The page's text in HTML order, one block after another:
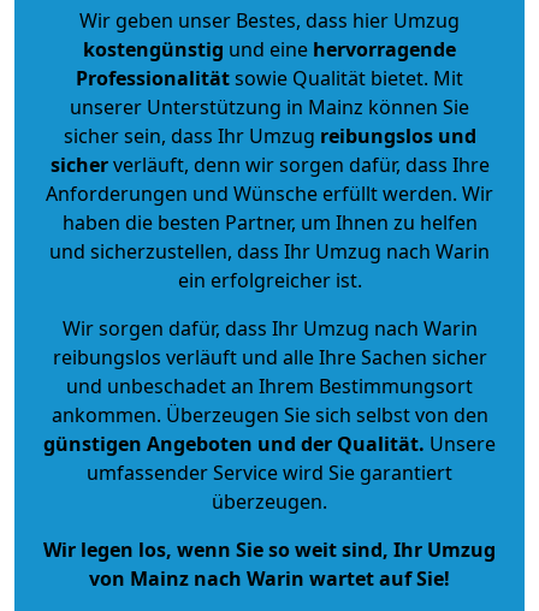
Wir geben unser Bestes, dass hier Umzug
kostengünstig und eine hervorragende
Professionalitätsowie Qualität bietet. Mit
unserer Unterstützung in Mainz können Sie
sicher sein, dass Ihr Umzug reibungslos und
sicherverläuft, denn wir sorgen dafür, dass Ihre
Anforderungen und Wünsche erfüllt werden. Wir
haben die besten Partner, um Ihnen zu helfen
und sicherzustellen, dass Ihr Umzug nach Warin
ein erfolgreicher ist.
Wir sorgen dafür, dass Ihr Umzug nach Warin
reibungslos verläuft und alle Ihre Sachen sicher
und unbeschadet an Ihrem Bestimmungsort
ankommen. Überzeugen Sie sich selbst von den
günstigen Angeboten und der Qualität. Unsere
umfassender Service wird Sie garantiert
überzeugen.
Wir legen los, wenn Sie so weit sind, Ihr Umzug
von Mainz nach Warin wartet auf Sie!